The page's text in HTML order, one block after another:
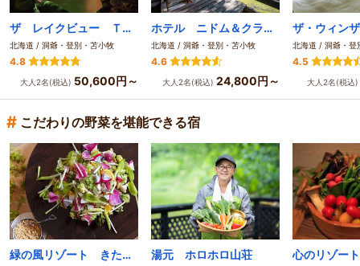
ザ レイクビュー ＴＯＹＡ 乃の風リゾート
北海道 / 洞爺・登別・苫小牧
4.8
大人2名(税込) 50,600円～
ホテル ニドム＆クラシックゴルフコース
北海道 / 洞爺・登別・苫小牧
4.6
大人2名(税込) 24,800円～
北海道 / 洞爺・登
4.5
大人2名(税込)
# こだわりの野菜を堪能できる宿
緑の風リゾート きたゆざわ 湯元 ホロホロ山荘